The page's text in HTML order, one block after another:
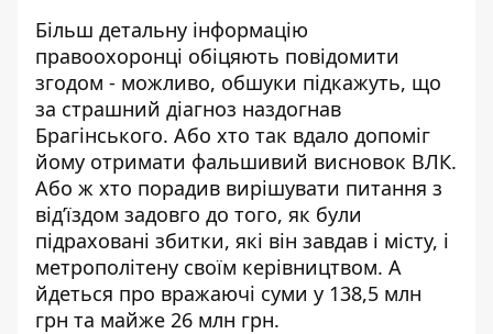
Більш детальну інформацію
правоохоронці обіцяють повідомити
згодом - можливо, обшуки підкажуть, що
за страшний діагноз наздогнав
Брагінського. Або хто так вдало допоміг
йому отримати фальшивий висновок ВЛК.
Або ж хто порадив вирішувати питання з
від’їздом задовго до того, як були
підраховані збитки, які він завдав і місту, і
метрополітену своїм керівництвом. А
йдеться про вражаючі суми у 138,5 млн
грн та майже 26 млн грн.